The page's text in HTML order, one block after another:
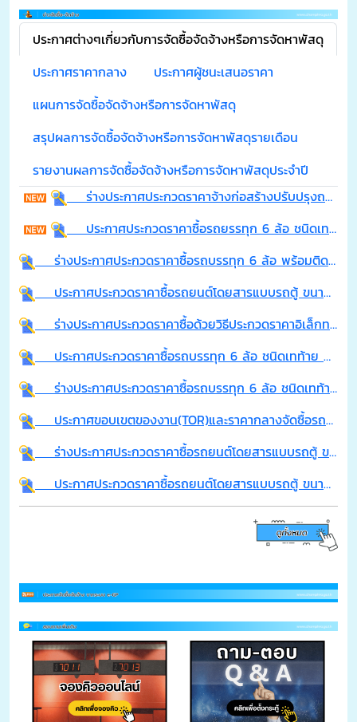
ประกาศต่างๆเกี่ยวกับการจัดซื้อจัดจ้างหรือการจัดหาพัสดุ
ประกาศราคากลาง
ประกาศผู้ชนะเสนอราคา
แผนการจัดซื้อจัดจ้างหรือการจัดหาพัสดุ
สรุปผลการจัดซื้อจัดจ้างหรือการจัดหาพัสดุรายเดือน
รายงานผลการจัดซื้อจัดจ้างหรือการจัดหาพัสดุประจำปี
ร่างประกาศประกวดราคาจ้างก่อสร้างปรับปรุงถนนคอนกรีตเสริมเหล็ก ถนน เทศบาล 41 หมู่ที่ 5 บ้านศรีจอมพระ ตำบลจอมพระ อำเภอจอมพระ จังหวัดสุรินทร์ ด้วยวิธีประกวดราคาอิเล็กทรอนิกส์ (e-bidding)
ประกาศประกวดราคาซื้อรถยรรทุก 6 ล้อ ชนิดเทท้าย ติดตั้งเครนไฮโดรลิคและกระเช้าซ่อมไฟฟ้า ด้วยวิธีประกวดราคาอิเล็กทรอนิกส์ (e-biddings)
ร่างประกาศประกวดราคาซื้อรถบรรทุก 6 ล้อ พร้อมติดตั้งเครนไฮโดรลิคและกระเช้าไฟฟ่า จำนวน 1 คัน ด้วยวิธีประกวดราคาอิเล็กทรอนิกส์ (e-budding)
ประกาศประกวดราคาซื้อรถยนต์โดยสารแบบรถตู้ ขนาด 12 ที่นั้ง เครื่องยนต์ดีเซล ปริมาตรกระบอกสูบไม่ต่ำกว่า 2,400 ซีซี หรือกำลังส่งเครื่องยนต์สูงสุดไม่ต่ำกว่า 90 กิโลวัตต์ จำนวน 1 คัน ด้วยวิธีประกวดราคาอิเล็กทรอนิกส์ (e-budding)
ร่างประกาศประกวดราคาซื้อด้วยวิธีประกวดราคาอิเล็กทรอนิกส์ (e-bidding) การซื้อรถยนต์โดยสารแบบรถตู้ ขนาด 12 ที่นั่ง เครื่องยนต์ดีเซล ปริมาตรกระบอกสูบไม่ต่ำกว่า 2,400 ซีซี หรือ กำลังส่งเครื่องยนต์สูงสุดไม่ต่ำกว่า 90 กิโลวัตต์ จำนวน 1 คัน
ประกาศประกวดราคาซื้อรถบรรทุก 6 ล้อ ชนิดเทท้าย ติดตั้งเครนไฮโดรลิคและกระเช้าซ่อมไฟฟ้าด้วยวิธีประกวดราคาอิเล็กทรอนิกส์ (e-bidding)
ร่างประกาศประกวดราคาซื้อรถบรรทุก 6 ล้อ ชนิดเทท้าย ติดตั้งเครนไฮโดรลิคและกระเช้าซ่อมไฟฟ้า ด้วยวิธีการประกวดราคาอิเล็กทรอนิกส์ (e-bidding)
ประกาศขอบเขตของงาน(TOR)และราคากลางจัดซื้อรถบรรทุก 6 ล้อ ชนิดเทท้าย ติดตั้งเครนไฮโดรลิคและกระเช้าซ่อมไฟฟ้า จำนวน 1 คัน
ร่างประกาศประกวดราคาซื้อรถยนต์โดยสารแบบรถตู้ ขนาด 12 ที่นั่ง เครื่องยนต์ดีเซล ปริมาตรกระบอกสูบไม่ต่ำกว่า 2,400 ซีซี หรือกำลังส่งเครื่องยนต์สูงสุดไม่ต่ำกว่า 90 กิโลวัตต์ ด้วยวิธีประกวดราคาอิเล็กทรอนิกส์ (e-bidding)
ประกาศประกวดราคาซื้อรถยนต์โดยสารแบบรถตู้ ขนาด 12 ที่นั้ง เครื่องยนต์ดีเซล ปริมาตรกระบอกสูบไม่ต่ำกว่า 2,400 ซีซี หรือกำลังส่งเครื่องยนต์สูงสุดไม่ต่ำกว่า 90 กิโลวัตต์ ด้วยวิธีการประกวดราคาอิเล็กทรอนิกส์ (e-bidding)